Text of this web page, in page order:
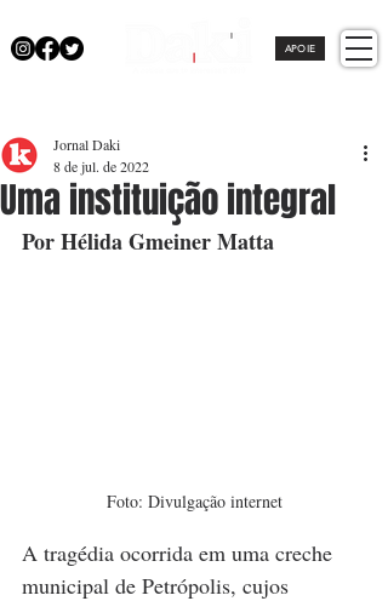
APOIE
Uma instituição integral
Jornal Daki
8 de jul. de 2022
Por Hélida Gmeiner Matta
Foto: Divulgação internet
A tragédia ocorrida em uma creche
municipal de Petrópolis, cujos